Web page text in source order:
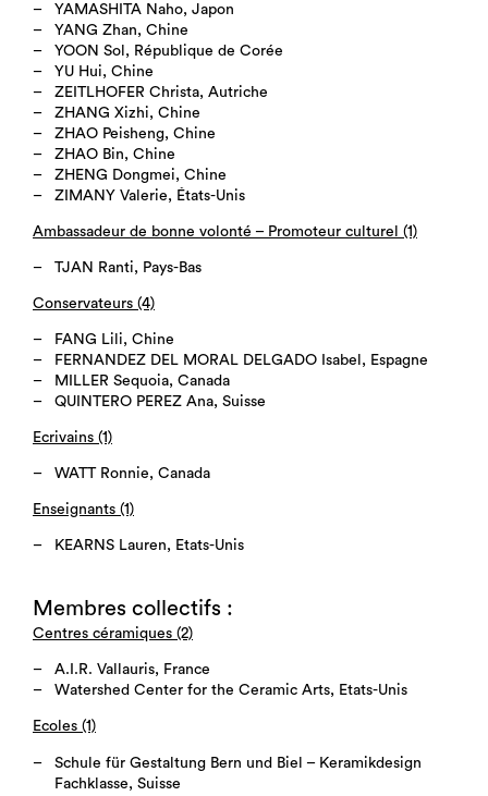
YAMASHITA Naho, Japon
YANG Zhan, Chine
YOON Sol, République de Corée
YU Hui, Chine
ZEITLHOFER Christa, Autriche
ZHANG Xizhi, Chine
ZHAO Peisheng, Chine
ZHAO Bin, Chine
ZHENG Dongmei, Chine
ZIMANY Valerie, États-Unis
Ambassadeur de bonne volonté – Promoteur culturel (1)
TJAN Ranti, Pays-Bas
Conservateurs (4)
FANG Lili, Chine
FERNANDEZ DEL MORAL DELGADO Isabel, Espagne
MILLER Sequoia, Canada
QUINTERO PEREZ Ana, Suisse
Ecrivains (1)
WATT Ronnie, Canada
Enseignants (1)
KEARNS Lauren, Etats-Unis
Membres collectifs :
Centres céramiques (2)
A.I.R. Vallauris, France
Watershed Center for the Ceramic Arts, Etats-Unis
Ecoles (1)
Schule für Gestaltung Bern und Biel – Keramikdesign
Fachklasse, Suisse